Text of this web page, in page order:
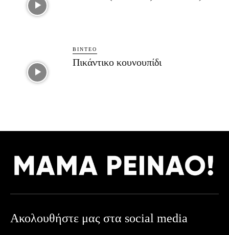
ΒΊΝΤΕΟ
Πικάντικο κουνουπίδι
Ακολουθήστε μας στα social media